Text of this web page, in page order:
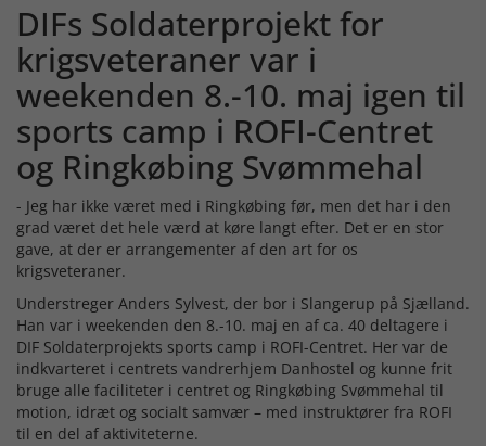
DIFs Soldaterprojekt for
krigsveteraner var i
weekenden 8.-10. maj igen til
sports camp i ROFI-Centret
og Ringkøbing Svømmehal
- Jeg har ikke været med i Ringkøbing før, men det har i den
grad været det hele værd at køre langt efter. Det er en stor
gave, at der er arrangementer af den art for os
krigsveteraner.
Understreger Anders Sylvest, der bor i Slangerup på Sjælland.
Han var i weekenden den 8.-10. maj en af ca. 40 deltagere i
DIF Soldaterprojekts sports camp i ROFI-Centret. Her var de
indkvarteret i centrets vandrerhjem Danhostel og kunne frit
bruge alle faciliteter i centret og Ringkøbing Svømmehal til
motion, idræt og socialt samvær – med instruktører fra ROFI
til en del af aktiviteterne.